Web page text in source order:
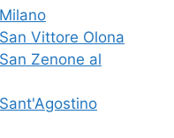
Vittore Olona
Zenone al